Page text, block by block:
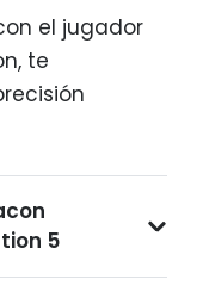
el jugador
te
5